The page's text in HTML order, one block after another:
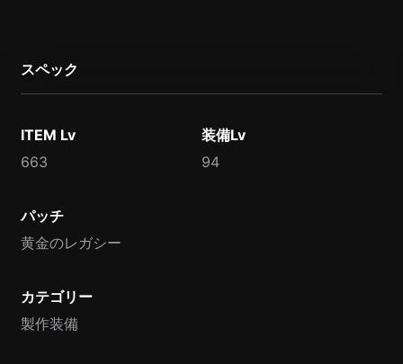
スペック
ITEM Lv
663
装備Lv
94
パッチ
黄金のレガシー
カテゴリー
製作装備